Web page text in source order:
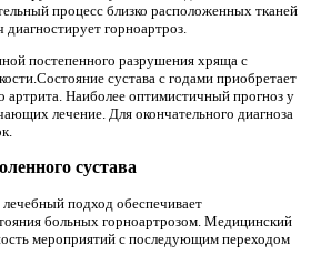
процесс близко расположенных тканей
горноартроз.
постепенного разрушения хряща с
сустава с годами приобретает
Наиболее оптимистичный прогноз у
лечение. Для окончательного диагноза
сустава
подход обеспечивает
больных горноартрозом. Медицинский
мероприятий с последующим переходом